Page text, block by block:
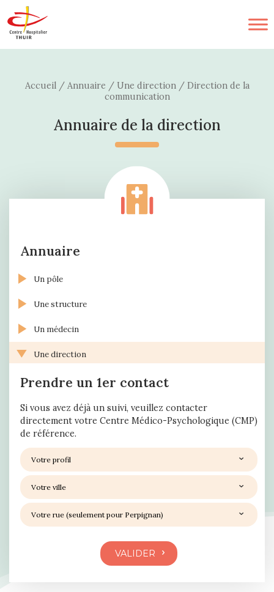
Accueil/ Annuaire / Une direction/ Direction de la
communication
Annuaire de la direction
Annuaire
Un pôle
Une structure
Un médecin
Une direction
Prendre un 1er contact
Si vous avez déjà un suivi, veuillez contacter
directement votre Centre Médico-Psychologique (CMP)
de référence.